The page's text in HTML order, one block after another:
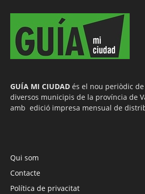
GUÍA MI CIUDAD és el nou periòdic
diversos municipis de la província de
amb edició impresa mensual de
Qui som
Contacte
Política de privacitat